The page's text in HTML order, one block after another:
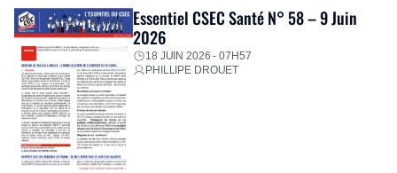
Essentiel CSEC Santé N° 58 – 9 Juin
2026
18 JUIN 2026 - 07H57
PHILLIPE DROUET